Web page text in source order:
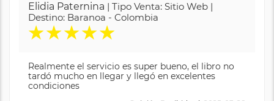
Elidia Paternina | Tipo Venta: Sitio Web |
Destino: Baranoa - Colombia
★★★★★
Realmente el servicio es super bueno, el libro no
tardó mucho en llegar y llegó en excelentes
condiciones